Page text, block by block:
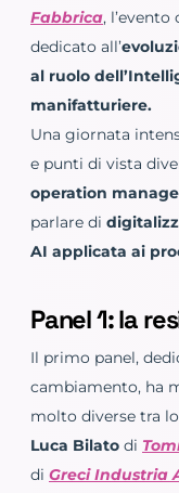
Fabbrica, l’evento
dedicato all’
al ruolo
manifatturiere.
Una giornata
e punti di vista
operation
parlare di
AI applicata ai
Panel 1: la
Il primo panel,
cambiamento, ha
molto diverse tra
Luca Bilato di
di Greci Industria